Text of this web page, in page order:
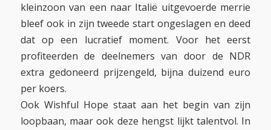
kleinzoon van een naar Italië uitgevoerde merrie
bleef ook in zijn tweede start ongeslagen en deed
dat op een lucratief moment. Voor het eerst
profiteerden de deelnemers van door de NDR
extra gedoneerd prijzengeld, bijna duizend euro
per koers.
Ook Wishful Hope staat aan het begin van zijn
loopbaan, maar ook deze hengst lijkt talentvol. In